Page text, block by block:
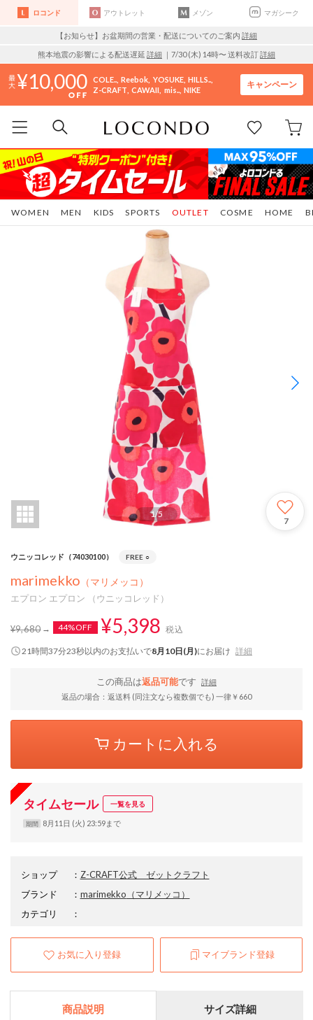
ロコンド アウトレット メゾン マガシーク
【お知らせ】お盆期間の営業・配送についてのご案内 詳細
熊本地震の影響による配送遅延 詳細 ｜7/30 (木) 14時〜 送料改訂詳細
10,000 COLE.. Reebok YOSUKE HILLS..
Z-CRAFT CAWAII mis.. NIKE
キャンペーン
WOMEN MEN KIDS SPORTS COSME HOME
OUTLET
1/5
7
ウニッコレッド（74030100） FREE ○
marimekko （マリメッコ）
エプロン エプロン （ウニッコレッド）
¥9,680 44%OFF ¥5,398 税込
21時間37分22秒以内のお支払いで8月10日(月)にお届け 詳細
この商品は返品可能です
詳細
返品の場合：返送料 (同注文なら複数個でも) 一律￥660
カートに入れる
タイムセール 一覧を見る
期間 8月11日 (火) 23:59まで
ショップ ： Z-CRAFT公式 ゼットクラフト
ブランド
： marimekko （マリメッコ）
カテゴリ
：
お気に入り登録 マイブランド登録
商品説明 サイズ詳細